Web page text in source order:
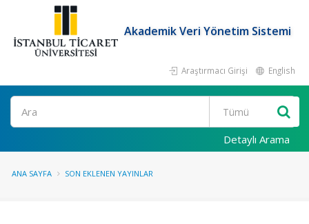
Akademik Veri Yönetim Sistemi
Araştırmacı Girişi English
Ara
Detaylı Arama
ANA SAYFA SON EKLENEN YAYINLAR